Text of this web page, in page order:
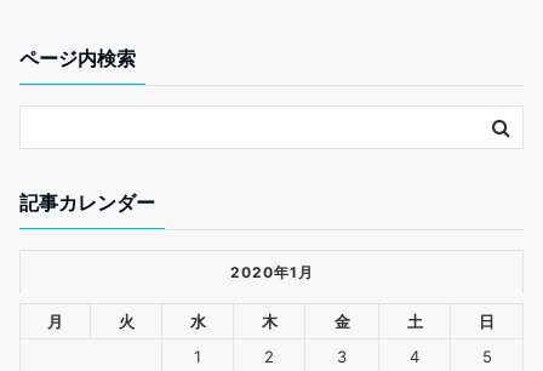
k
ページ内検索
記事カレンダー
2020年1月
月 火 水 木 金 土 日
1 2 3 4
5